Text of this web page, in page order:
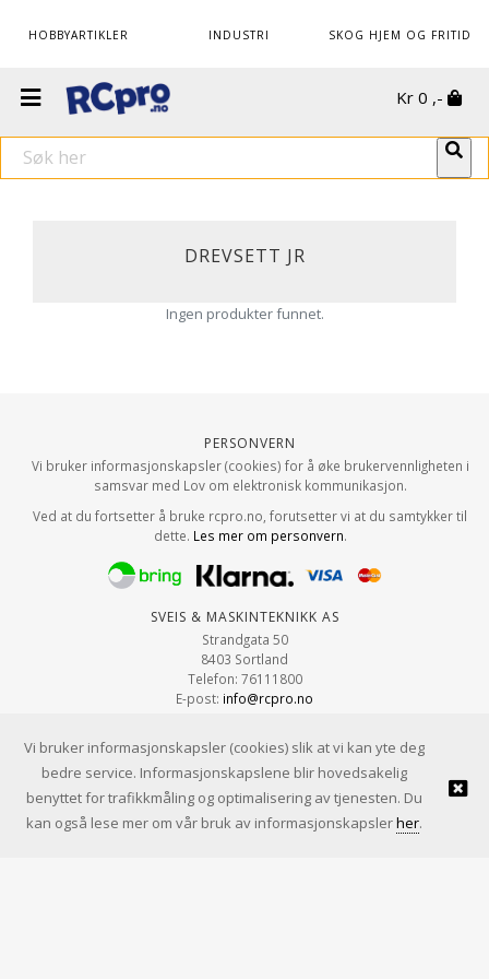
HOBBYARTIKLER INDUSTRI SKOG HJEM OG FRITID
Kr 0 ,-
DREVSETT JR
Ingen produkter funnet.
Personvern
Vi bruker informasjonskapsler (cookies) for å øke brukervennligheten i
samsvar med Lov om elektronisk kommunikasjon.
Ved at du fortsetter å bruke rcpro.no, forutsetter vi at du samtykker til
dette. Les mer om personvern.
Sveis & Maskinteknikk AS
Strandgata 50
8403 Sortland
Telefon: 76111800
E-post: info@rcpro.no
© Sveis & Maskinteknikk AS |Design&implementasjon av Kréatif
Vi bruker informasjonskapsler (cookies) slik at vi kan yte deg
bedre service. Informasjonskapslene blir hovedsakelig
benyttet for trafikkmåling og optimalisering av tjenesten. Du
kan også lese mer om vår bruk av informasjonskapslerher.